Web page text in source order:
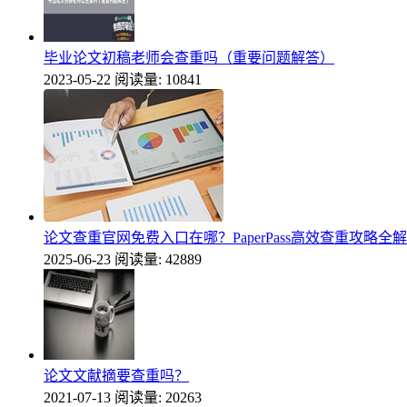
毕业论文初稿老师会查重吗（重要问题解答）
2023-05-22 阅读量: 10841
论文查重官网免费入口在哪？PaperPass高效查重攻略全
2025-06-23 阅读量: 42889
论文文献摘要查重吗？
2021-07-13 阅读量: 20263